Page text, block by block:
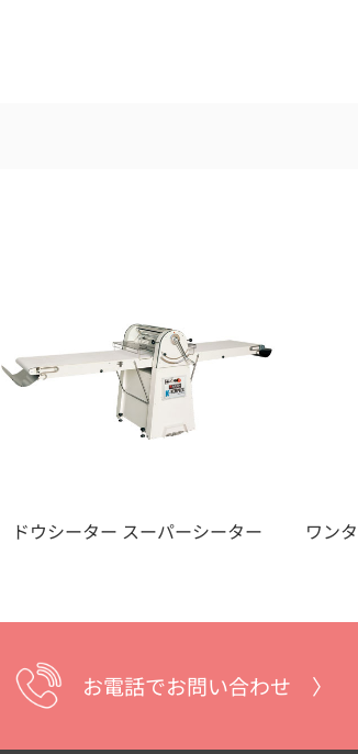
ドウシーター スーパーシーター
ワン
お電話でお問い合わせ 〉